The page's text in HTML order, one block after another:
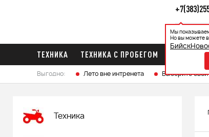
Мы
Но вы можете
Бийск
Каталог
ТЕХНИКА ТЕХНИКА С ПРОБЕГОМ
Выгодно: Лето вне интренета Выберите
Техника